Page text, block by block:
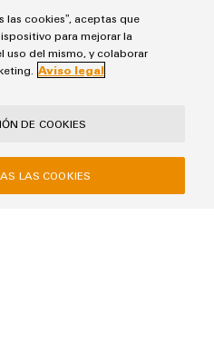
la construcción de
disponible en
las cookies”, aceptas que
para mejorar la
uso del mismo, y colaborar
Aviso legal
DE COOKIES
LAS COOKIES